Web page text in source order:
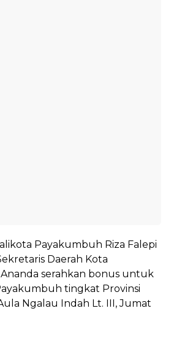
Payakumbuh Riza Falepi
Daerah Kota
serahkan bonus untuk
tingkat Provinsi
Ngalau Indah Lt. III, Jumat